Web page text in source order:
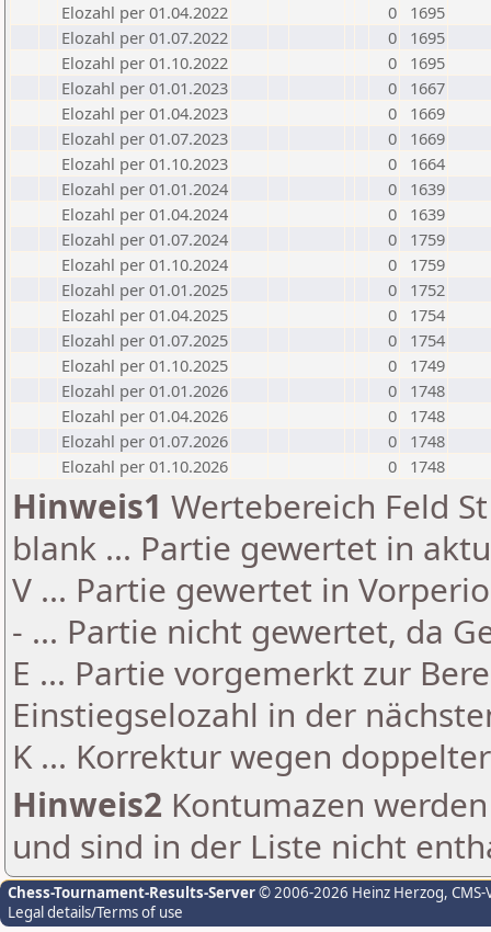
Elozahl per 01.04.2022
0
1695
Elozahl per 01.07.2022
0
1695
Elozahl per 01.10.2022
0
1695
Elozahl per 01.01.2023
0
1667
Elozahl per 01.04.2023
0
1669
Elozahl per 01.07.2023
0
1669
Elozahl per 01.10.2023
0
1664
Elozahl per 01.01.2024
0
1639
Elozahl per 01.04.2024
0
1639
Elozahl per 01.07.2024
0
1759
Elozahl per 01.10.2024
0
1759
Elozahl per 01.01.2025
0
1752
Elozahl per 01.04.2025
0
1754
Elozahl per 01.07.2025
0
1754
Elozahl per 01.10.2025
0
1749
Elozahl per 01.01.2026
0
1748
Elozahl per 01.04.2026
0
1748
Elozahl per 01.07.2026
0
1748
Elozahl per 01.10.2026
0 1748
Hinweis1 Wertebereich Feld
blank ... Partie gewertet in
V ... Partie gewertet in
- ... Partie nicht gewertet, da
E ... Partie vorgemerkt zur
Einstiegselozahl in der
K ... Korrektur wegen
Hinweis2 Kontumazen
und sind in der Liste nicht
Chess-Tournament-Results-Server© 2006-2026 Heinz Herzog,
Legal details/Terms of use